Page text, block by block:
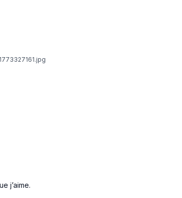
j’aime.